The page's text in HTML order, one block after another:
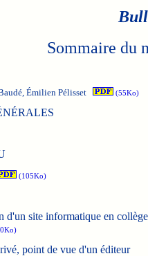
Sommaire du
Émilien Pélisset (55Ko)
(105Ko)
d'un site informatique en collège
point de vue d'un éditeur